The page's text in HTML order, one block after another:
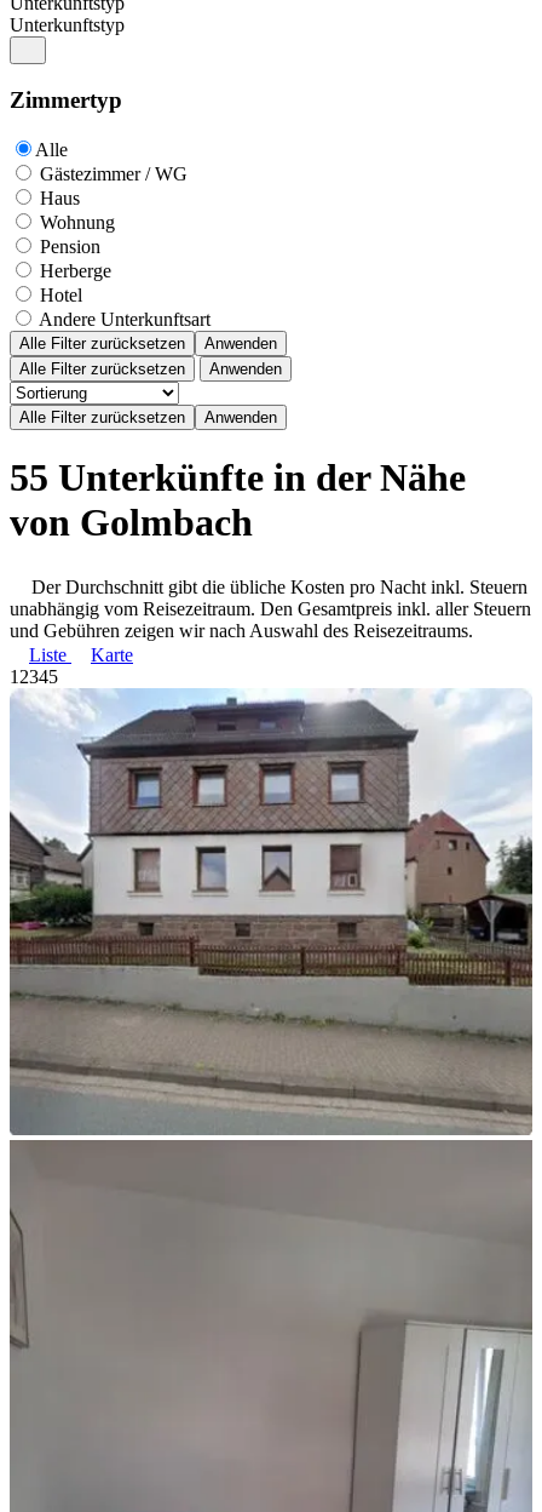
Unterkunftstyp
Zimmertyp
Alle
Gästezimmer / WG
Haus
Wohnung
Pension
Herberge
Hotel
Andere Unterkunftsart
Alle Filter zurücksetzen
Anwenden
Alle Filter zurücksetzen
Anwenden
55 Unterkünfte in der Nähe
von Golmbach
Der Durchschnitt gibt die übliche Kosten pro Nacht inkl. Steuern
unabhängig vom Reisezeitraum. Den Gesamtpreis inkl. aller Steuern
und Gebühren zeigen wir nach Auswahl des Reisezeitraums.
Liste
Karte
1 2345